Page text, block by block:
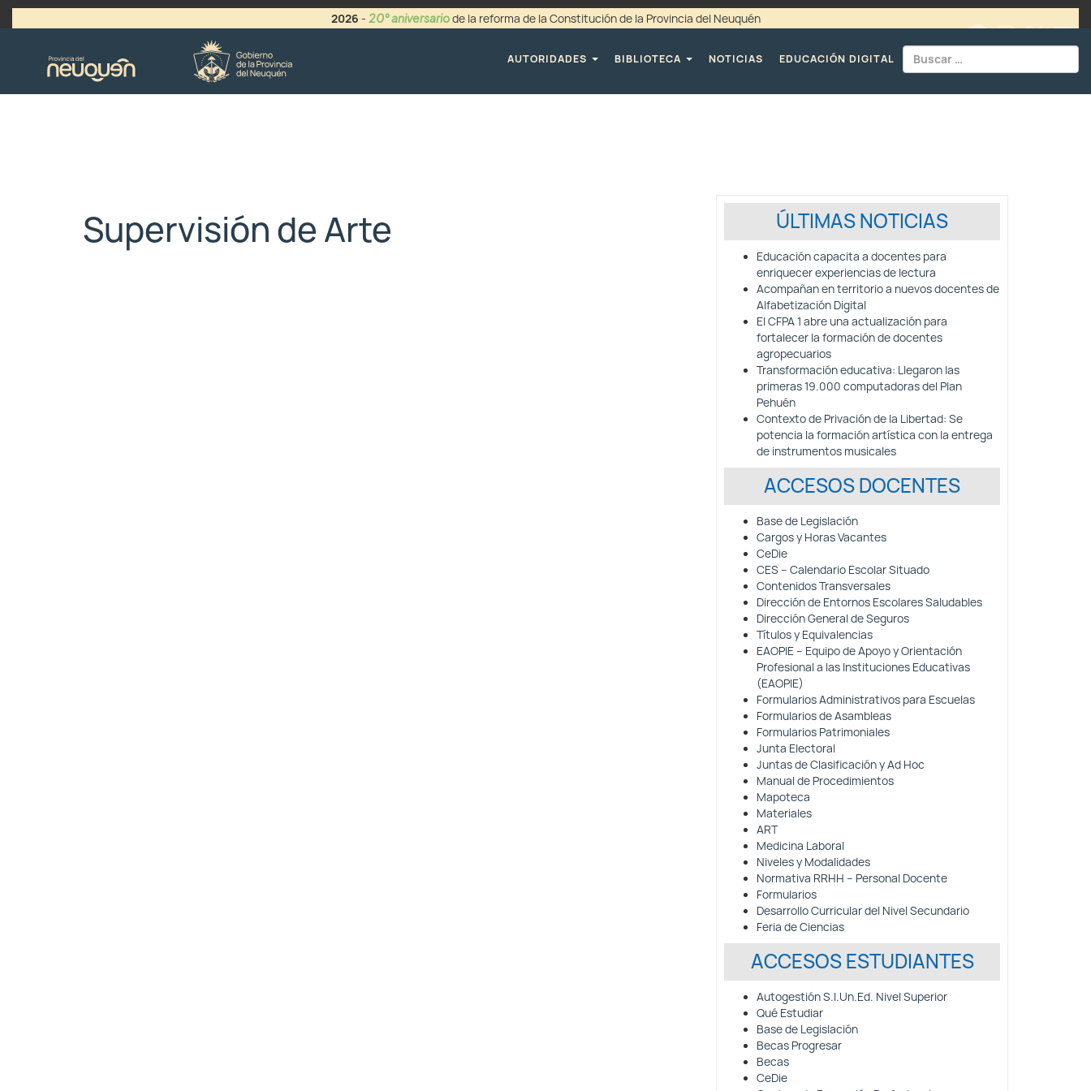
2026 - 20° aniversariode la reforma de la Constitución de la Provincia del Neuquén
AUTORIDADES
BIBLIOTECA NOTICIAS EDUCACIÓN DIGITAL
Supervisión de Arte ÚLTIMAS NOTICIAS
Educación capacita a docentes para
enriquecer experiencias de lectura
Acompañan en territorio a nuevos docentes de
Alfabetización Digital
El CFPA 1 abre una actualización para
fortalecer la formación de docentes
agropecuarios
Transformación educativa: Llegaron las
primeras 19.000 computadoras del Plan
Pehuén
Contexto de Privación de la Libertad: Se
potencia la formación artística con la entrega
de instrumentos musicales
ACCESOS DOCENTES
Base de Legislación
Cargos y Horas Vacantes
CeDie
CES – Calendario Escolar Situado
Contenidos Transversales
Dirección de Entornos Escolares Saludables
Dirección General de Seguros
Títulos y Equivalencias
EAOPIE – Equipo de Apoyo y Orientación
Profesional a las Instituciones Educativas
(EAOPIE)
Formularios Administrativos para Escuelas
Formularios de Asambleas
Formularios Patrimoniales
Junta Electoral
Juntas de Clasificación y Ad Hoc
Manual de Procedimientos
Mapoteca
Materiales
ART
Medicina Laboral
Niveles y Modalidades
Normativa RRHH – Personal Docente
Formularios
Desarrollo Curricular del Nivel Secundario
Feria de Ciencias
ACCESOS ESTUDIANTES
Autogestión S.I.Un.Ed. Nivel Superior
Qué Estudiar
Base de Legislación
Becas Progresar
Becas
CeDie